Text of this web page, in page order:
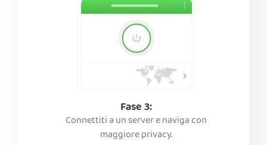
Fase 3:
Connettiti a un server e naviga con
maggiore privacy.